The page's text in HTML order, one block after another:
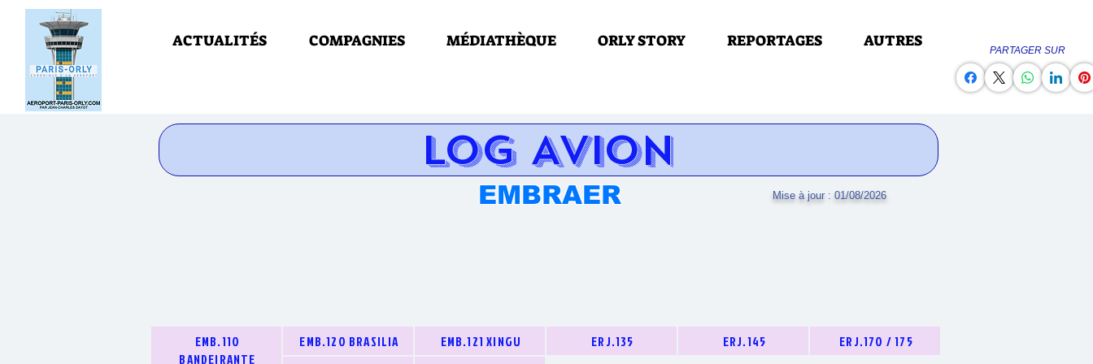
ACTUALITÉS COMPAGNIES MÉDIATHÈQUE ORLY STORY REPORTAGES AUTRES PARTAGER SUR
LOG AVION
EMBRAER Mise à jour : 01/08/2026
EMB.110
BANDEIRANTE
EMB.120 BRASILIA
EMB.121 XINGU
ERJ.135 ERJ.145 ERJ.170 / 175